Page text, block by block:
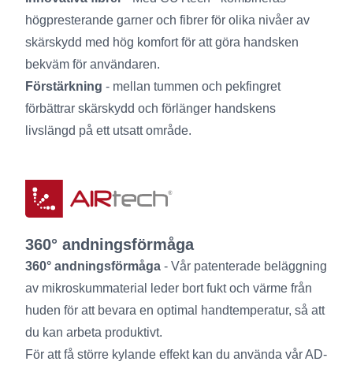
högpresterande garner och fibrer för olika nivåer av
skärskydd med hög komfort för att göra handsken
bekväm för användaren.
Förstärkning - mellan tummen och pekfingret
förbättrar skärskydd och förlänger handskens
livslängd på ett utsatt område.
360° andningsförmåga
360° andningsförmåga - Vår patenterade beläggning
av mikroskummaterial leder bort fukt och värme från
huden för att bevara en optimal handtemperatur, så att
du kan arbeta produktivt.
För att få större kylande effekt kan du använda vår AD-